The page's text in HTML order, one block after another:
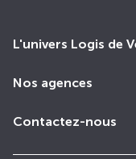
L'univers Logis de
Nos agences
Contactez-nous